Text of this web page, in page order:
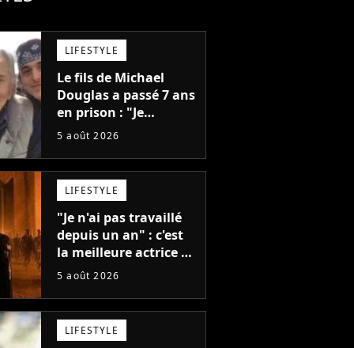
LIFESTYLE
Le fils de Michael
Douglas a passé 7 ans
en prison : "Je
distribuais des joints
5 août 2026
LIFESTYLE
"Je n'ai pas travaillé
depuis un an" : c'est
la meilleure actrice de
L'Odyssée, mais
donner de rôle au
cinéma
5 août 2026
LIFESTYLE